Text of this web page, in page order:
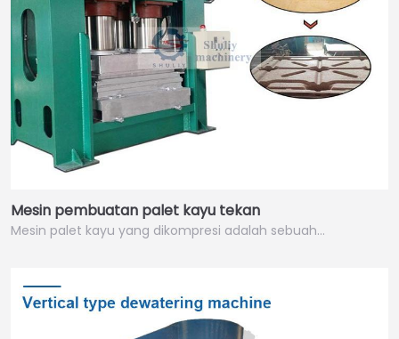
Mesin pembuatan palet kayu tekan
Mesin palet kayu yang dikompresi adalah sebuah…